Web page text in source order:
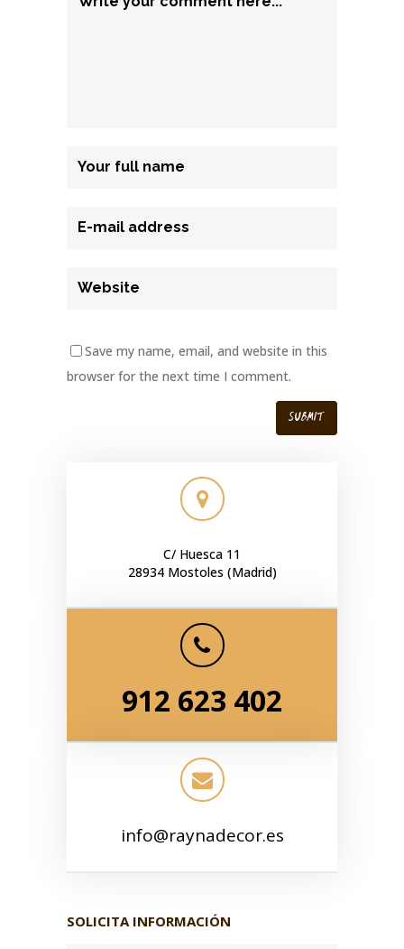
Save my name, email, and website in this
browser for the next time I comment.
C/ Huesca 11
28934 Mostoles (Madrid)
912 623 402
info@raynadecor.es
SOLICITA INFORMACIÓN